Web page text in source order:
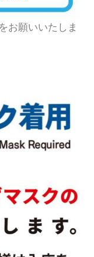
お願いいたしま